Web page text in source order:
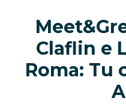
Claflin e
Roma: Tu